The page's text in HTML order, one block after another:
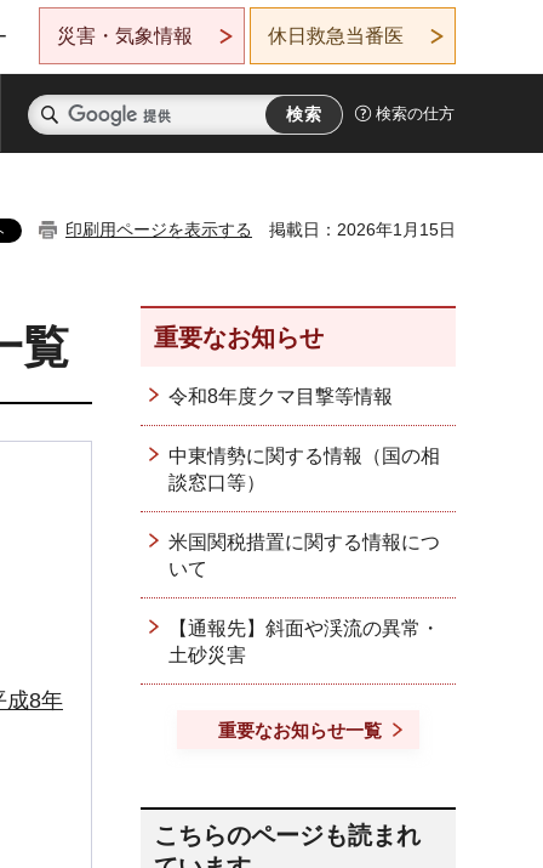
災害・気象情報 休日救急当番医
検索の仕方
印刷用ページを表示する 掲載日：2026年1月15日
覧
成8年
重要なお知らせ
令和8年度クマ目撃等情報
中東情勢に関する情報（国の相
談窓口等）
米国関税措置に関する情報につ
いて
【通報先】斜面や渓流の異常・
土砂災害
重要なお知らせ一覧
こちらのページも読まれ